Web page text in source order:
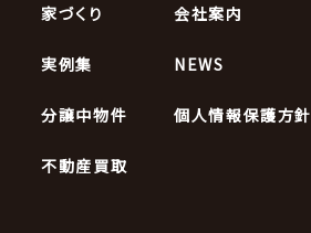
家づくり
実例集
分譲中物件
不動産買取
会社案内
NEWS
個人情報保護方針